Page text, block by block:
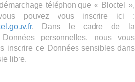
téléphonique « Bloctel »,
pouvez vous inscrire ici :
. Dans le cadre de la
personnelles, nous vous
inscrire de Données sensibles dans
libre.